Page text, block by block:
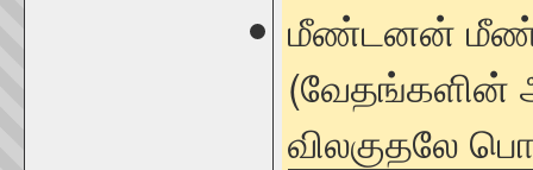
மீண்டனன்
(வேதங்களின்
விலகுதலே